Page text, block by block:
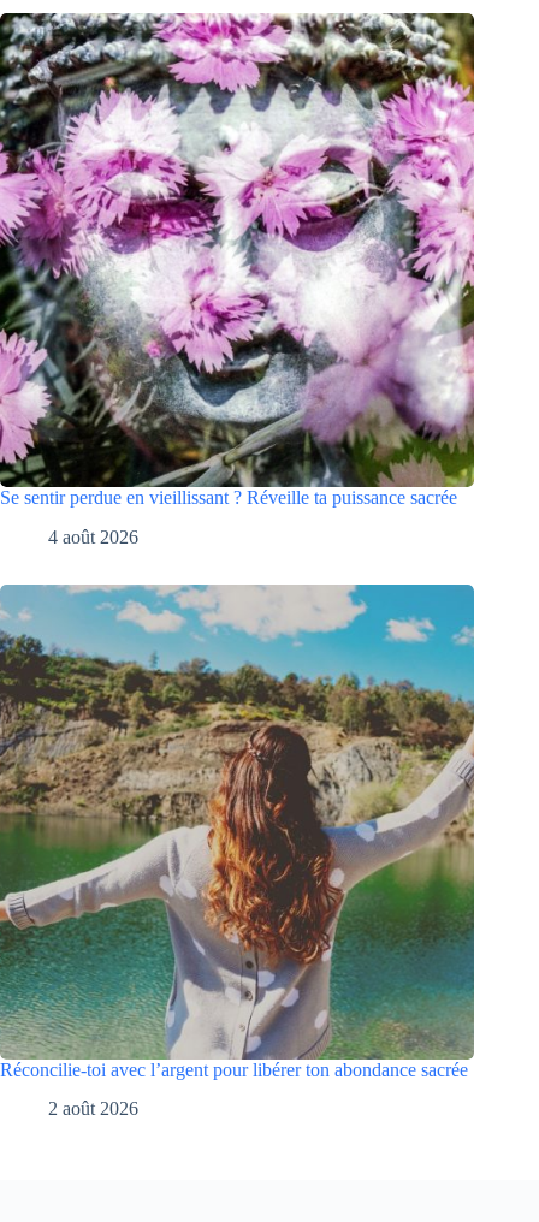
Se sentir perdue en vieillissant ? Réveille ta puissance sacrée
4 août 2026
Réconcilie-toi avec l’argent pour libérer ton abondance sacrée
2 août 2026